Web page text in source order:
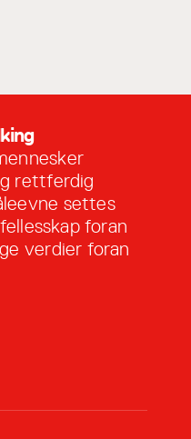
rettferdig
settes
foran
verdier foran